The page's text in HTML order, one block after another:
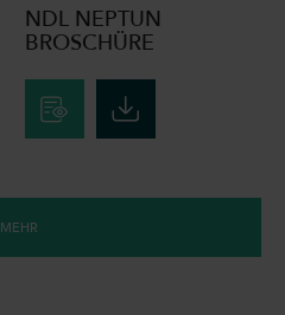
NDL NEPTUN
BROSCHÜRE
MEHR